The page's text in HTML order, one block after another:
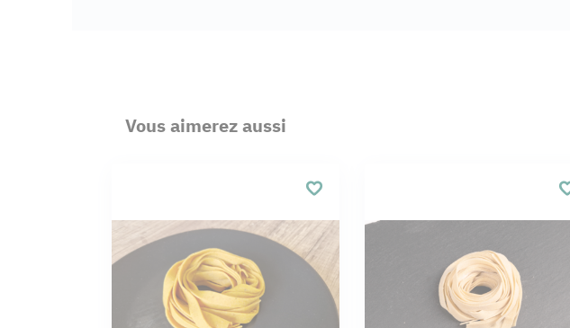
Vous aimerez aussi